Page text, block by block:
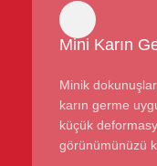
Mini Karın
Minik
karın germe
küçük
görünümünüzü